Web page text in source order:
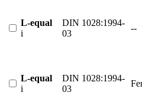
L-equal
i
DIN 1028:1994-
03
--
L-equal
i
DIN 1028:1994-
03